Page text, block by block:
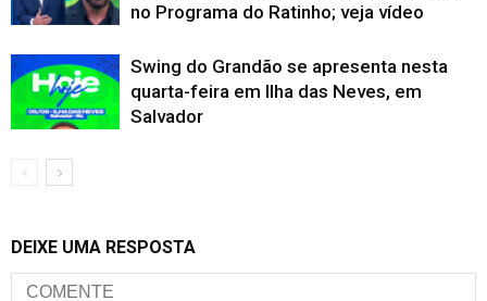
no Programa do Ratinho; veja vídeo
Swing do Grandão se apresenta nesta
quarta-feira em Ilha das Neves, em
Salvador
DEIXE UMA RESPOSTA